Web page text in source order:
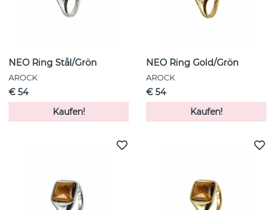
NEO Ring Stål/Grön
AROCK
€ 54
Kaufen!
NEO Ring Gold/Grön
AROCK
€ 54
Kaufen!